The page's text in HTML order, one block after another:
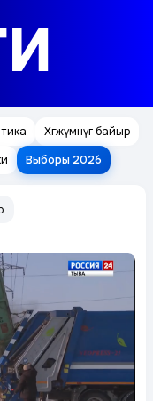
Хөгжүмнүг байыр
Выборы 2026